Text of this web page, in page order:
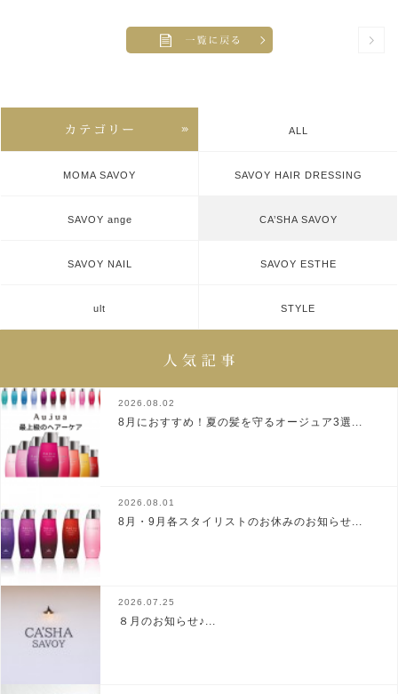
ALL
MOMA SAVOY SAVOY HAIR DRESSING
SAVOY ange CA’SHA SAVOY
SAVOY NAIL SAVOY ESTHE
ult STYLE
2026.08.02
8月におすすめ！夏の髪を守るオージュア3選...
2026.08.01
8月・9月各スタイリストのお休みのお知らせ...
2026.07.25
８月のお知らせ♪...